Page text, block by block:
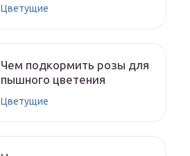
Цветущие
Чем подкормить розы для
пышного цветения
Цветущие